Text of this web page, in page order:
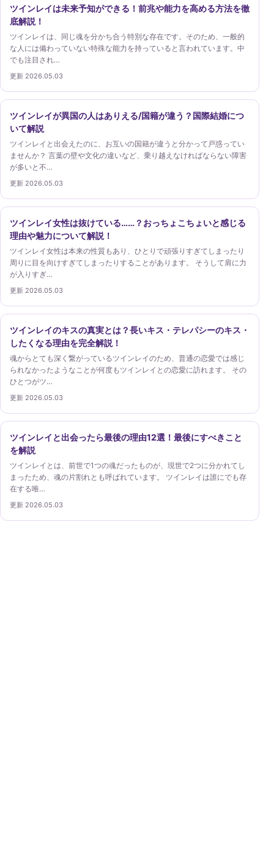
ツインレイは未来予知ができる！前兆や能力を高める方法を徹
底解説！
ツインレイは、同じ魂を分かち合う特別な存在です。そのため、一般的
な人には備わっていない特殊な能力を持っていると言われています。中
でも注目され…
更新 2026.05.03
ツインレイが異国の人はありえる/国籍が違う？国際結婚につ
いて解説
ツインレイと出会えたのに、お互いの国籍が違うと分かって戸惑ってい
ませんか？ 言葉の壁や文化の違いなど、乗り越えなければならない障害
が多いと不…
更新 2026.05.03
ツインレイ女性は抜けている……？おっちょこちょいと感じる
理由や魅力について解説！
ツインレイ女性は本来の性質もあり、ひとりで頑張りすぎてしまったり
周りに目を向けすぎてしまったりすることがあります。 そうして肩に力
が入りすぎ…
更新 2026.05.03
ツインレイのキスの真実とは？長いキス・テレパシーのキス・
したくなる理由を完全解説！
魂からとても深く繋がっているツインレイのため、普通の恋愛では感じ
られなかったようなことが何度もツインレイとの恋愛に訪れます。 その
ひとつがツ…
更新 2026.05.03
ツインレイと出会ったら最後の理由12選！最後にすべきこと
を解説
ツインレイとは、前世で1つの魂だったものが、現世で2つに分かれてし
まったため、魂の片割れとも呼ばれています。 ツインレイは誰にでも存
在する唯…
更新 2026.05.03